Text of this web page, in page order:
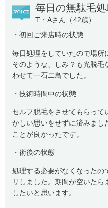
毎日の無駄毛
T・Aさん（42歳）
・初回ご来店時の状態
毎日処理をしていたので場所
そのような、しみ？も光脱毛
わせて一石二鳥でした。
・技術時間中の状態
セルフ脱毛をさせてもらっ
かしい思いをせずに済みまし
ことが良かったです。
・術後の状態
処理する必要がなくなったの
リしました。期間が空いた
したいと思います。